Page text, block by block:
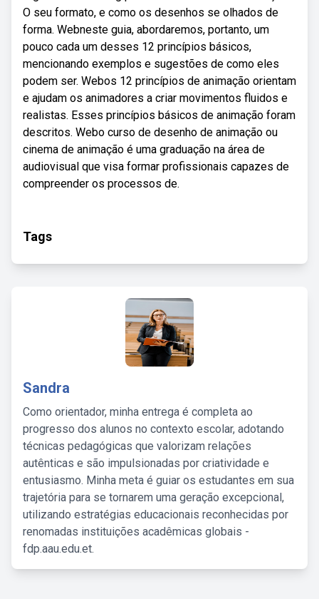
O seu formato, e como os desenhos se olhados de
forma. Webneste guia, abordaremos, portanto, um
pouco cada um desses 12 princípios básicos,
mencionando exemplos e sugestões de como eles
podem ser. Webos 12 princípios de animação orientam
e ajudam os animadores a criar movimentos fluidos e
realistas. Esses princípios básicos de animação foram
descritos. Webo curso de desenho de animação ou
cinema de animação é uma graduação na área de
audiovisual que visa formar profissionais capazes de
compreender os processos de.
Tags
Sandra
Como orientador, minha entrega é completa ao
progresso dos alunos no contexto escolar, adotando
técnicas pedagógicas que valorizam relações
autênticas e são impulsionadas por criatividade e
entusiasmo. Minha meta é guiar os estudantes em sua
trajetória para se tornarem uma geração excepcional,
utilizando estratégias educacionais reconhecidas por
renomadas instituições acadêmicas globais -
fdp.aau.edu.et.